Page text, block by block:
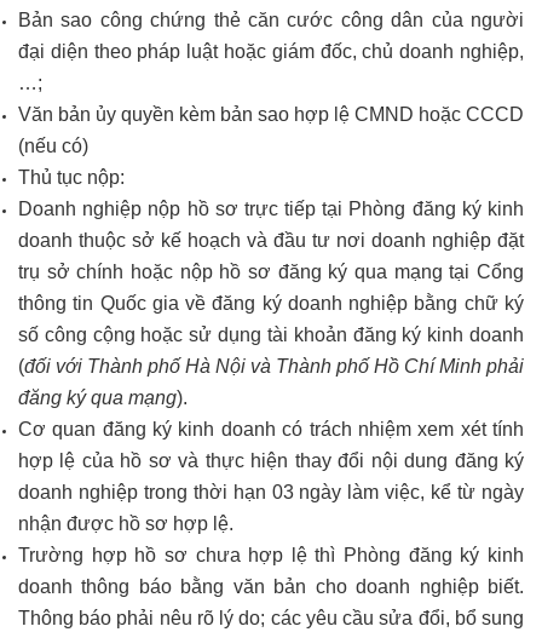
Bản sao công chứng thẻ căn cước công dân của người
đại diện theo pháp luật hoặc giám đốc, chủ doanh nghiệp,
…;
Văn bản ủy quyền kèm bản sao hợp lệ CMND hoặc CCCD
(nếu có)
Thủ tục nộp:
Doanh nghiệp nộp hồ sơ trực tiếp tại Phòng đăng ký kinh
doanh thuộc sở kế hoạch và đầu tư nơi doanh nghiệp đặt
trụ sở chính hoặc nộp hồ sơ đăng ký qua mạng tại Cổng
thông tin Quốc gia về đăng ký doanh nghiệp bằng chữ ký
số công cộng hoặc sử dụng tài khoản đăng ký kinh doanh
(đối với Thành phố Hà Nội và Thành phố Hồ Chí Minh phải
đăng ký qua mạng).
Cơ quan đăng ký kinh doanh có trách nhiệm xem xét tính
hợp lệ của hồ sơ và thực hiện thay đổi nội dung đăng ký
doanh nghiệp trong thời hạn 03 ngày làm việc, kể từ ngày
nhận được hồ sơ hợp lệ.
Trường hợp hồ sơ chưa hợp lệ thì Phòng đăng ký kinh
doanh thông báo bằng văn bản cho doanh nghiệp biết.
Thông báo phải nêu rõ lý do; các yêu cầu sửa đổi, bổ sung